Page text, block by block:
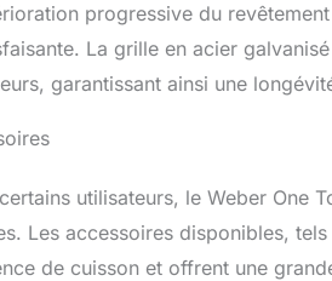
progressive du
La grille en acier
garantissant ainsi une
utilisateurs, le Weber One
Les accessoires disponibles,
de cuisson et offrent une